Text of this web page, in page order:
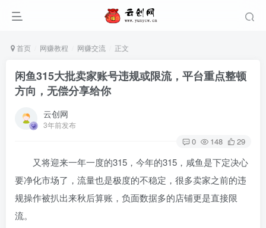
首页 网赚教程 网赚交流 正文
闲鱼315大批卖家账号违规或限流，平台重点整顿
方向，无偿分享给你
云创网
3年前发布
0 148 29
又将迎来一年一度的315，今年的315，咸鱼是下定决心
要净化市场了，流量也是极度的不稳定，很多卖家之前的违
规操作被扒出来秋后算账，负面数据多的店铺更是直接限
流。